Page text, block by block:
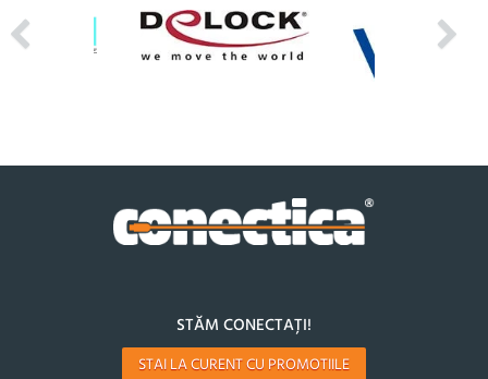
STĂM CONECTAȚI!
STAI LA CURENT CU PROMOTIILE